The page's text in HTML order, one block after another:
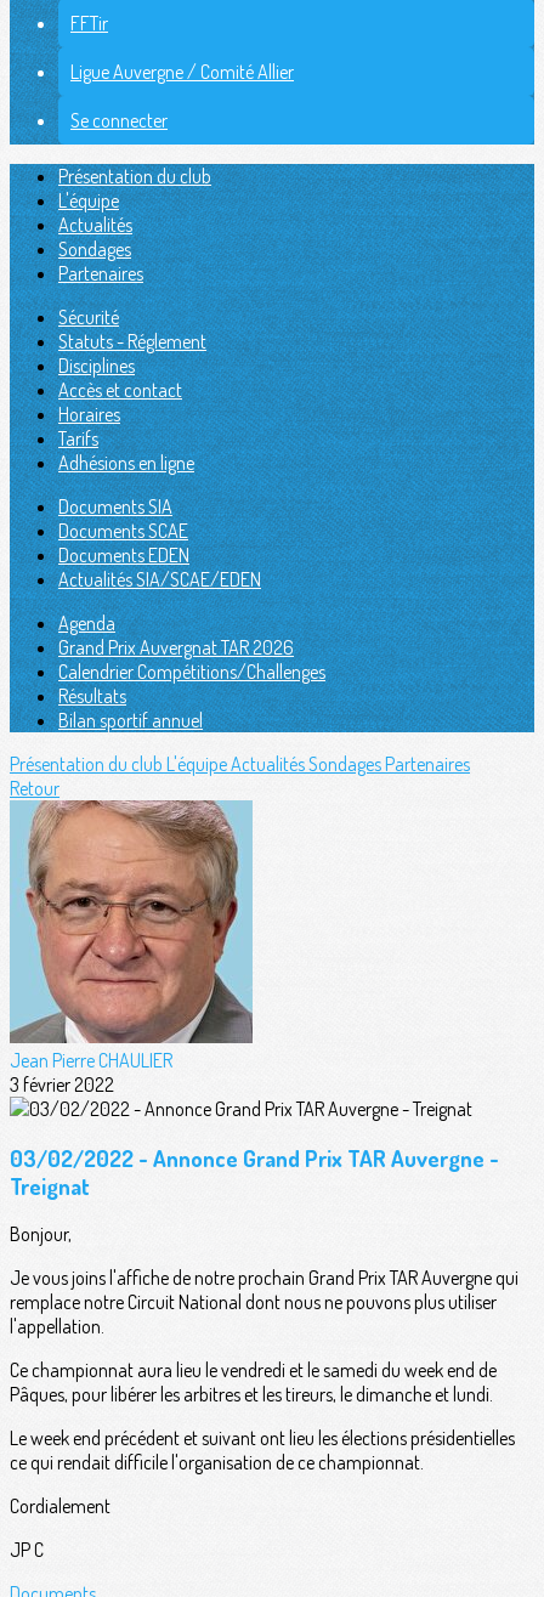
FFTir
Ligue Auvergne / Comité Allier
Se connecter
Présentation du club
L'équipe
Actualités
Sondages
Partenaires
Sécurité
Statuts - Réglement
Disciplines
Accès et contact
Horaires
Tarifs
Adhésions en ligne
Documents SIA
Documents SCAE
Documents EDEN
Actualités SIA/SCAE/EDEN
Agenda
Grand Prix Auvergnat TAR 2026
Calendrier Compétitions/Challenges
Résultats
Bilan sportif annuel
Présentation du club L'équipeActualitésSondagesPartenaires
Retour
Jean Pierre CHAULIER
3 février 2022
03/02/2022 - Annonce Grand Prix TAR Auvergne -
Treignat
Bonjour,
Je vous joins l'affiche de notre prochain Grand Prix TAR Auvergne qui
remplace notre Circuit National dont nous ne pouvons plus utiliser
l'appellation.
Ce championnat aura lieu le vendredi et le samedi du week end de
Pâques, pour libérer les arbitres et les tireurs, le dimanche et lundi.
Le week end précédent et suivant ont lieu les élections présidentielles
ce qui rendait difficile l'organisation de ce championnat.
Cordialement
JP C